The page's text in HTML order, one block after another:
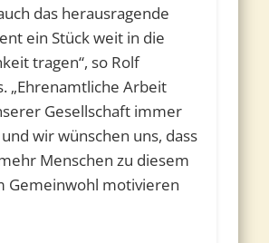
das herausragende
ein Stück weit in die
tragen“, so Rolf
„Ehrenamtliche Arbeit
Gesellschaft immer
wir wünschen uns, dass
Menschen zu diesem
Gemeinwohl motivieren